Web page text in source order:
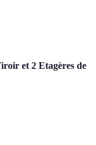
et 2 Etagères de